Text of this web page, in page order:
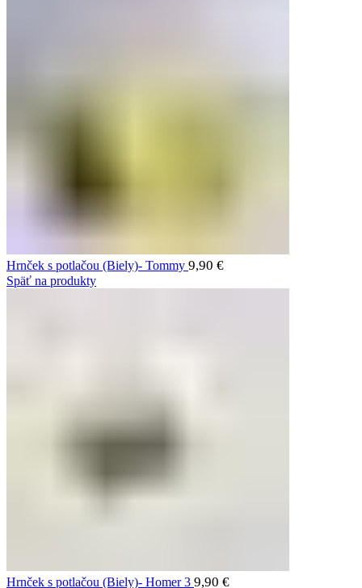
Hrnček s potlačou (Biely)- Tommy 9,90 €
Späť na produkty
Hrnček s potlačou (Biely)- Homer 3 9,90 €